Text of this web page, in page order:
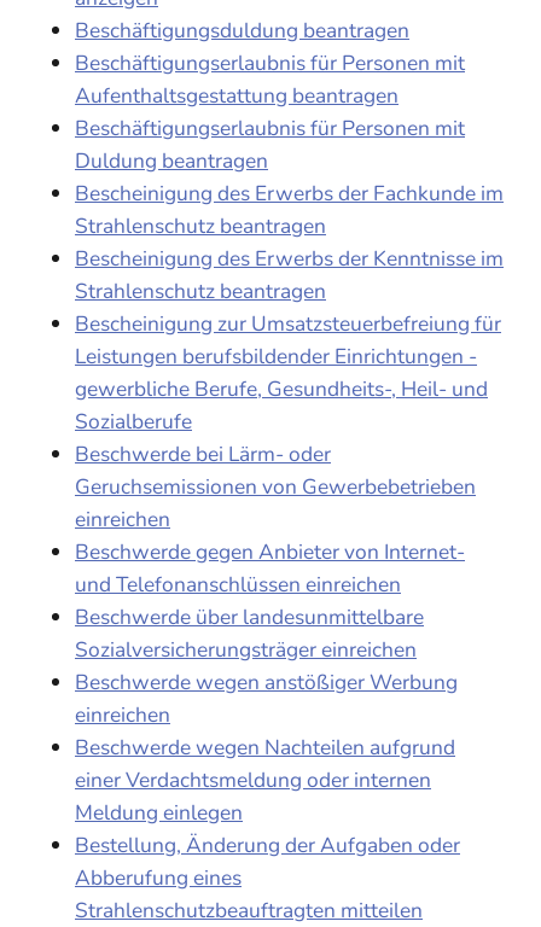
Beschäftigungsduldung beantragen
Beschäftigungserlaubnis für Personen mit
Aufenthaltsgestattung beantragen
Beschäftigungserlaubnis für Personen mit
Duldung beantragen
Bescheinigung des Erwerbs der Fachkunde im
Strahlenschutz beantragen
Bescheinigung des Erwerbs der Kenntnisse im
Strahlenschutz beantragen
Bescheinigung zur Umsatzsteuerbefreiung für
Leistungen berufsbildender Einrichtungen -
gewerbliche Berufe, Gesundheits-, Heil- und
Sozialberufe
Beschwerde bei Lärm- oder
Geruchsemissionen von Gewerbebetrieben
einreichen
Beschwerde gegen Anbieter von Internet-
und Telefonanschlüssen einreichen
Beschwerde über landesunmittelbare
Sozialversicherungsträger einreichen
Beschwerde wegen anstößiger Werbung
einreichen
Beschwerde wegen Nachteilen aufgrund
einer Verdachtsmeldung oder internen
Meldung einlegen
Bestellung, Änderung der Aufgaben oder
Abberufung eines
Strahlenschutzbeauftragten mitteilen